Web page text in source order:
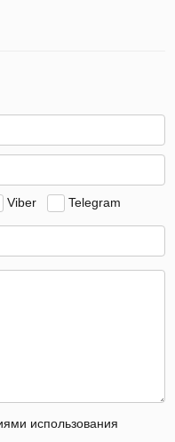
Viber Telegram
использования